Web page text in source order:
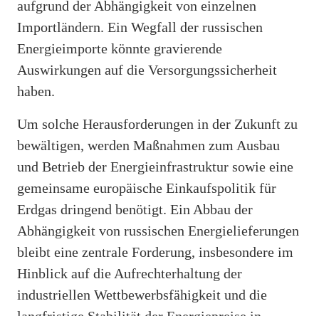
aufgrund der Abhängigkeit von einzelnen
Importländern. Ein Wegfall der russischen
Energieimporte könnte gravierende
Auswirkungen auf die Versorgungssicherheit
haben.
Um solche Herausforderungen in der Zukunft zu
bewältigen, werden Maßnahmen zum Ausbau
und Betrieb der Energieinfrastruktur sowie eine
gemeinsame europäische Einkaufspolitik für
Erdgas dringend benötigt. Ein Abbau der
Abhängigkeit von russischen Energielieferungen
bleibt eine zentrale Forderung, insbesondere im
Hinblick auf die Aufrechterhaltung der
industriellen Wettbewerbsfähigkeit und die